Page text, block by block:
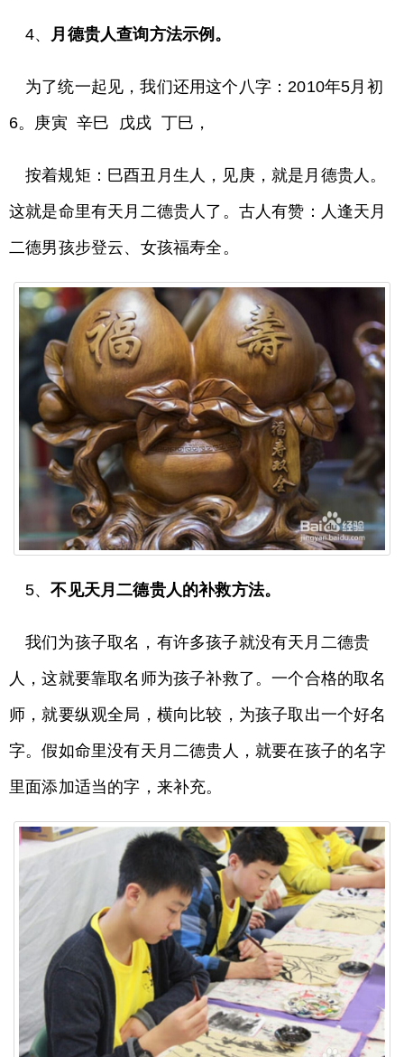
4、 月德贵人查询方法示例。
为了统一起见，我们还用这个八字：2010年5月初
6。庚寅 辛巳 戊戌 丁巳，
按着规矩：巳酉丑月生人，见庚，就是月德贵人。
这就是命里有天月二德贵人了。古人有赞：人逢天月
二德男孩步登云、女孩福寿全。
5、不见天月二德贵人的补救方法。
我们为孩子取名，有许多孩子就没有天月二德贵
人，这就要靠取名师为孩子补救了。一个合格的取名
师，就要纵观全局，横向比较，为孩子取出一个好名
字。假如命里没有天月二德贵人，就要在孩子的名字
里面添加适当的字，来补充。